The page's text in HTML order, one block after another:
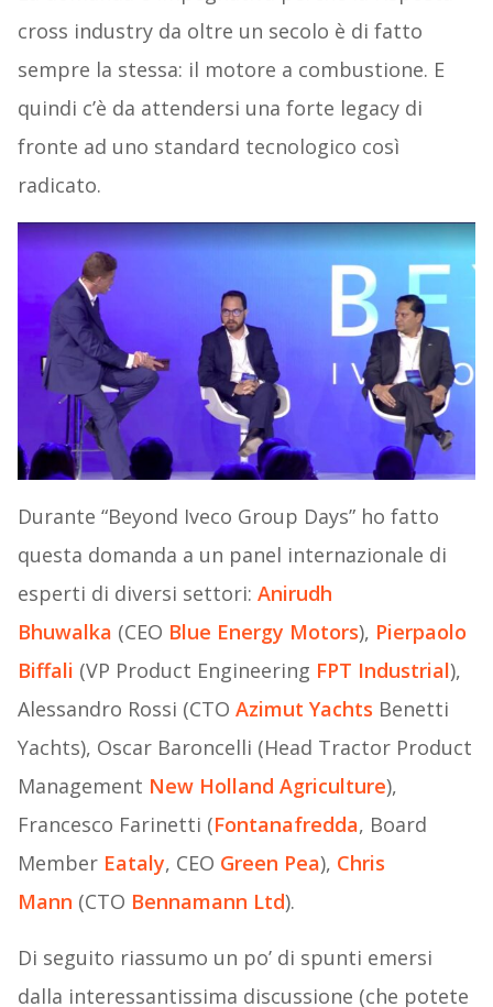
cross industry da oltre un secolo è di fatto
sempre la stessa: il motore a combustione. E
quindi c’è da attendersi una forte legacy di
fronte ad uno standard tecnologico così
radicato.
Durante “Beyond Iveco Group Days” ho fatto
questa domanda a un panel internazionale di
esperti di diversi settori: Anirudh
Bhuwalka (CEO Blue Energy Motors), Pierpaolo
Biffali (VP Product Engineering FPT Industrial),
Alessandro Rossi (CTO Azimut Yachts Benetti
Yachts), Oscar Baroncelli (Head Tractor Product
Management New Holland Agriculture),
Francesco Farinetti (Fontanafredda, Board
Member Eataly, CEO Green Pea), Chris
Mann (CTO Bennamann Ltd).
Di seguito riassumo un po’ di spunti emersi
dalla interessantissima discussione (che potete